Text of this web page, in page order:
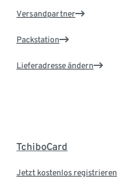
Versandpartner
Packstation
Lieferadresse ändern
TchiboCard
Jetzt kostenlos registrieren